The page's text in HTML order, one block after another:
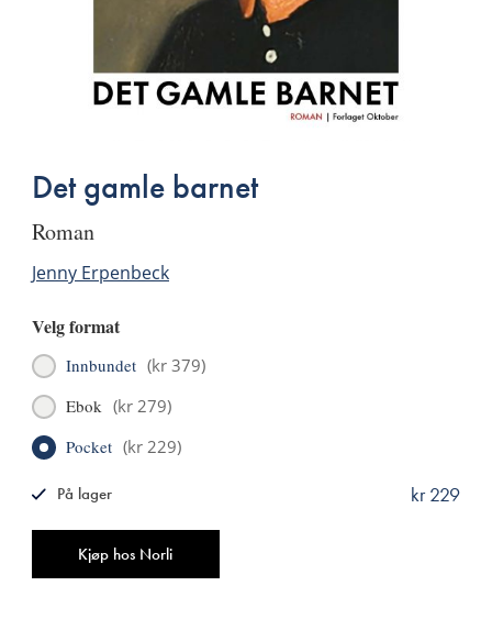
Det gamle barnet
roman
Jenny Erpenbeck
Velg format
Innbundet (kr 379)
Ebok (kr 279)
Pocket (kr 229)
Kjøp hos Norli
kr 229
På lager